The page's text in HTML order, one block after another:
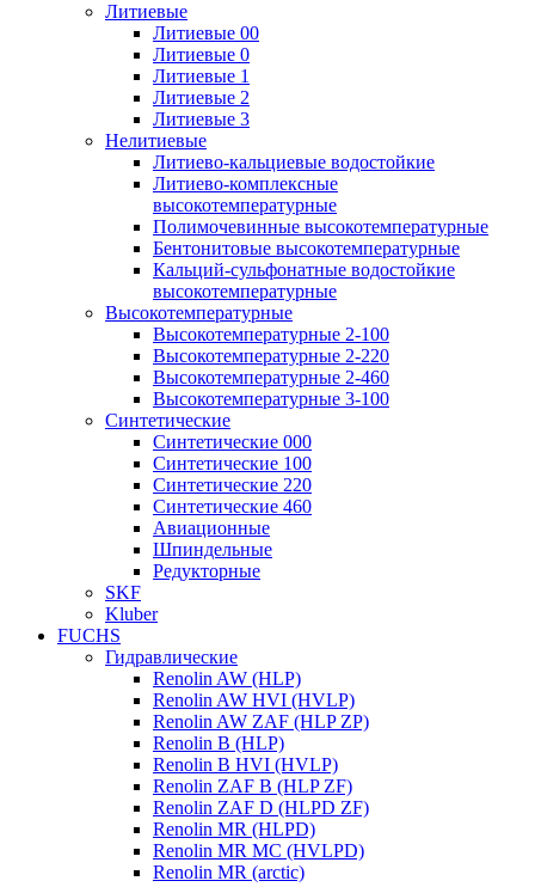
Литиевые
Литиевые 00
Литиевые 0
Литиевые 1
Литиевые 2
Литиевые 3
Нелитиевые
Литиево-кальциевые водостойкие
Литиево-комплексные
высокотемпературные
Полимочевинные высокотемпературные
Бентонитовые высокотемпературные
Кальций-сульфонатные водостойкие
высокотемпературные
Высокотемпературные
Высокотемпературные 2-100
Высокотемпературные 2-220
Высокотемпературные 2-460
Высокотемпературные 3-100
Синтетические
Синтетические 000
Синтетические 100
Синтетические 220
Синтетические 460
Авиационные
Шпиндельные
Редукторные
SKF
Kluber
FUCHS
Гидравлические
Renolin AW (HLP)
Renolin AW HVI (HVLP)
Renolin AW ZAF (HLP ZP)
Renolin B (HLP)
Renolin B HVI (HVLP)
Renolin ZAF B (HLP ZF)
Renolin ZAF D (HLPD ZF)
Renolin MR (HLPD)
Renolin MR MC (HVLPD)
Renolin MR (arctic)